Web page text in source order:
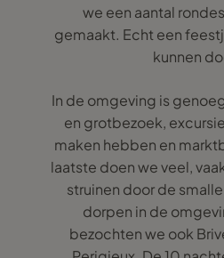
we een aantal
gemaakt. Echt een
kunnen
In de omgeving is
en grotbezoek,
maken hebben en
laatste doen we veel,
struinen door de
dorpen in de
bezochten we ook